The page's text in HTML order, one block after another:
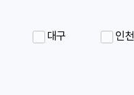
대구 인천